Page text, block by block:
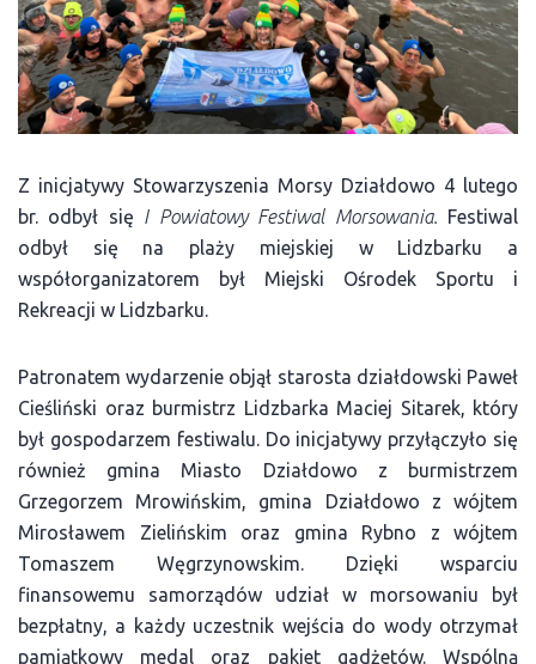
Z inicjatywy Stowarzyszenia Morsy Działdowo 4 lutego
br. odbył się I Powiatowy Festiwal Morsowania. Festiwal
odbył się na plaży miejskiej w Lidzbarku a
współorganizatorem był Miejski Ośrodek Sportu i
Rekreacji w Lidzbarku.
Patronatem wydarzenie objął starosta działdowski Paweł
Cieśliński oraz burmistrz Lidzbarka Maciej Sitarek, który
był gospodarzem festiwalu. Do inicjatywy przyłączyło się
również gmina Miasto Działdowo z burmistrzem
Grzegorzem Mrowińskim, gmina Działdowo z wójtem
Mirosławem Zielińskim oraz gmina Rybno z wójtem
Tomaszem Węgrzynowskim. Dzięki wsparciu
finansowemu samorządów udział w morsowaniu był
bezpłatny, a każdy uczestnik wejścia do wody otrzymał
pamiątkowy medal oraz pakiet gadżetów. Wspólną